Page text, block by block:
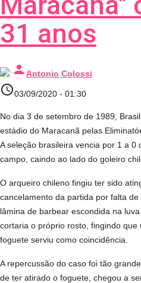
31 anos
person Antonio Colossi
access_time03/09/2020 - 01:30
No dia 3 de setembro de 1989,
estádio do Maracanã pelas
A seleção brasileira vencia por 1 a
campo, caindo ao lado do goleiro
O arqueiro chileno fingiu ter sido
cancelamento da partida por falta
lâmina de barbear escondida na
cortaria o próprio rosto, fingindo
foguete serviu como coincidência.
A repercussão do caso foi tão
de ter atirado o foguete, chegou a